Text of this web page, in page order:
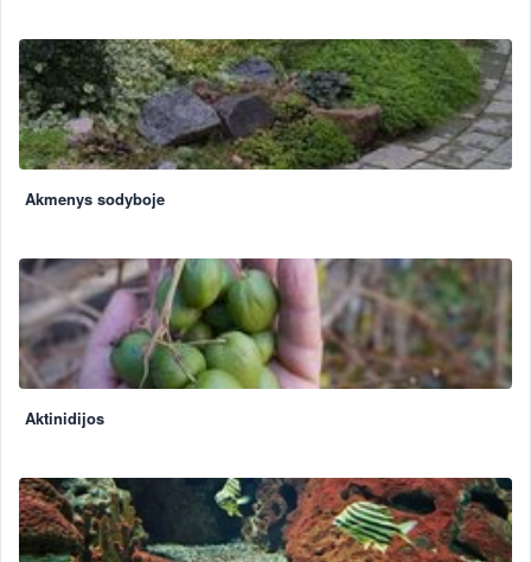
Akmenys sodyboje
Aktinidijos